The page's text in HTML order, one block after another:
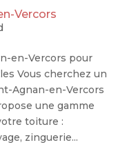
Vercors
en-Vercors pour
Vous cherchez un
Agnan-en-Vercors
une gamme
toiture :
zinguerie...